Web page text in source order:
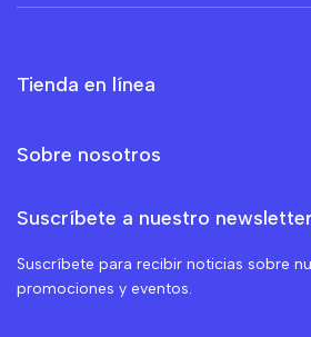
Tienda en línea
Sobre nosotros
Suscríbete a nuestro newsletter
Suscríbete para recibir noticias sobre
promociones y eventos.